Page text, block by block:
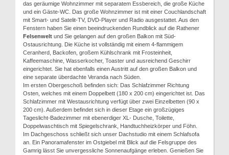
das geräumige Wohnzimmer mit separatem Essbereich, die große Küche
und ein Gäste-WC. Das große Wohnzimmer ist mit einer Couchlandschaft
mit Smart- und Satelit-TV, DVD-Player und Radio ausgestattet. Aus den
Fenstern haben Sie einen beeindruckenden Rundblick auf die Rathener
Felsenwelt und Sie gelangen auf den großen Balkon mit Süd-
Ostausrichtung. Die Küche ist vollständig mit einem 4-flammigem
Ceranherd, Backofen, großem Kühlschrank mit Frosteinheit,
Kaffeemaschine, Wasserkocher, Toaster und ausreichend Geschirr
eingerichtet. Sie hat ebenfalls einen Austritt auf den großen Balkon und
eine separate überdachte Veranda nach Süden.
Im ersten Obergeschoß befinden sich: Das Schlafzimmer Richtung
Osten, welches mit einem Doppelbett (180 x 200 cm) eingerichtet ist. Das
Schlafzimmer mit Westausrichtung verfügt über zwei Einzelbetten (90 x
200 cm). Außerdem befindet sich in dieser Etage ein großzügiges
Tageslicht-Badezimmer mit ebenerdiger XL- Dusche, Toilette,
Doppelwaschtisch mit Spiegelschrank, Handtuchheizkörper und Föhn.
Im Dachgeschoss schließt sich unser Dachstudio mit einem Schlafsofa
an. Ein Panoramafenster im Ostgiebel mit Blick auf die Felsgruppe des
Gamrig lässt Sie unvergessliche Sonnenaufgänge erleben. Genießen Sie